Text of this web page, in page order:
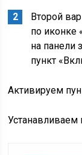
Второй
по иконке
на панели
пункт
Активируем
Устанавливаем